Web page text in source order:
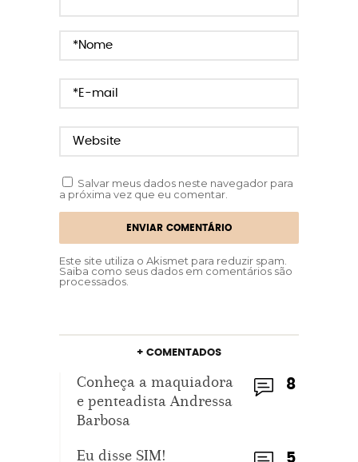
Salvar meus dados neste navegador para
a próxima vez que eu comentar.
Este site utiliza o Akismet para reduzir spam.
Saiba como seus dados em comentários são
processados
+ COMENTADOS
8
Conheça a maquiadora
e penteadista Andressa
Barbosa
5
Eu disse SIM!